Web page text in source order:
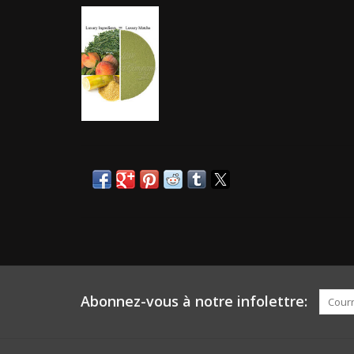
Abonnez-vous à notre infolettre: